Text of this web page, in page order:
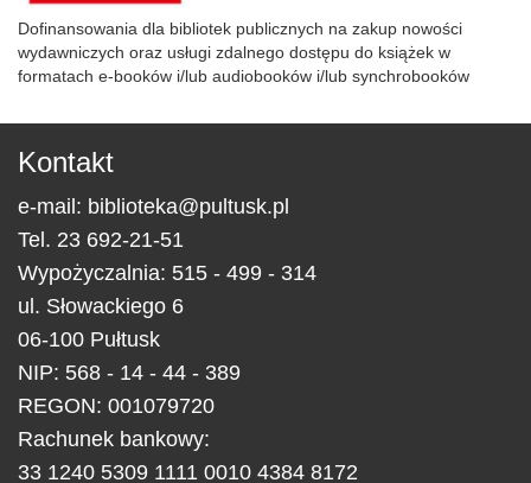
Dofinansowania dla bibliotek publicznych na zakup nowości
wydawniczych oraz usługi zdalnego dostępu do książek w
formatach e-booków i/lub audiobooków i/lub synchrobooków
Kontakt
e-mail: biblioteka@pultusk.pl
Tel. 23 692-21-51
Wypożyczalnia: 515 - 499 - 314
ul. Słowackiego 6
06-100 Pułtusk
NIP: 568 - 14 - 44 - 389
REGON: 001079720
Rachunek bankowy:
33 1240 5309 1111 0010 4384 8172